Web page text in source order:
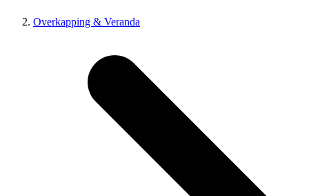
Overkapping & Veranda